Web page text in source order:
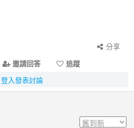
分享
邀請回答
追蹤
登入發表討論